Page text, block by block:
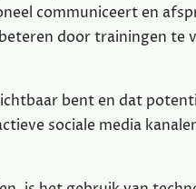
communiceert en
door trainingen
bent en dat
sociale media